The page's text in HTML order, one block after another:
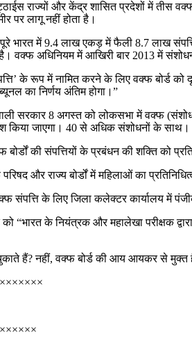
राज्यों और केंद्र शासित प्रदेशों में तीस
पर लागू नहीं होता है।
पूरे भारत में 9.4 लाख एकड़ में फैली 8.7 लाख
वक्फ अधिनियम में आखिरी बार 2013 में
के रूप में नामित करने के लिए वक्फ बोर्ड को
का निर्णय अंतिम होगा।”
वाली सरकार 8 अगस्त को लोकसभा में वक्फ
पेश किया जाएगा। 40 से अधिक संशोधनों के साथ।
बोर्डों की संपत्तियों के प्रबंधन की शक्ति को
और राज्य बोर्डों में महिलाओं का
संपत्ति के लिए जिला कलेक्टर कार्यालय में
के नियंत्रक और महालेखा परीक्षक
हैं? नहीं, वक्फ बोर्ड की आय आयकर से